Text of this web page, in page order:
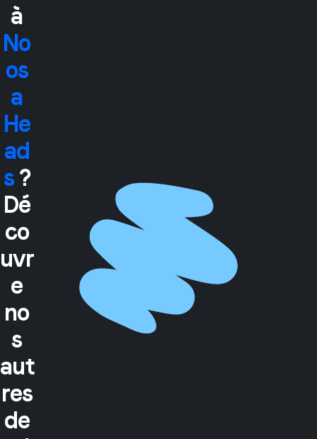
à
No
os
a
He
ad
s ?
Dé
co
uvr
e
no
s
aut
res
de